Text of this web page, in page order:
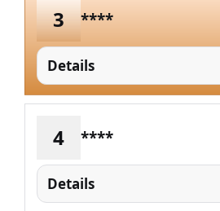
3 ****
Details
4 ****
Details